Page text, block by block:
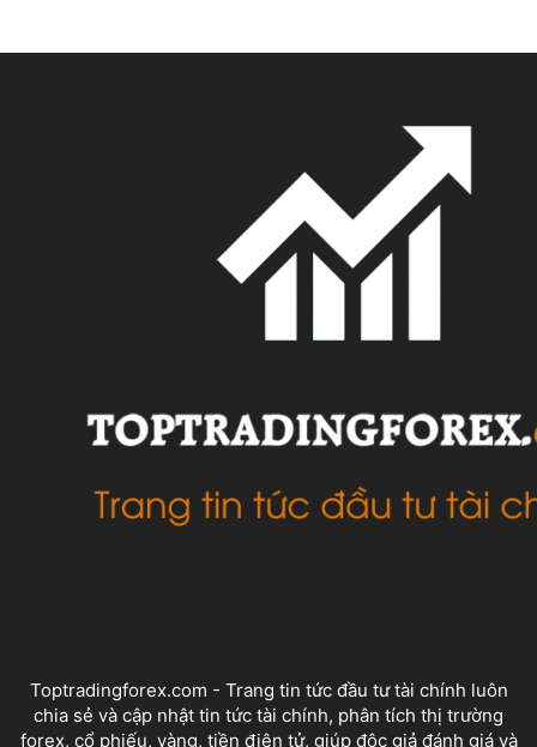
Toptradingforex.com - Trang tin tức đầu tư tài chính luôn
chia sẻ và cập nhật tin tức tài chính, phân tích thị trường
forex, cổ phiếu, vàng, tiền điện tử, giúp độc giả đánh giá và